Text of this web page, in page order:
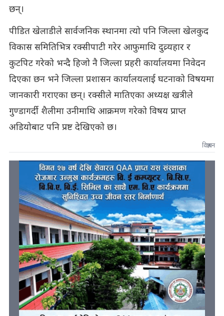
छन्।
पीडित खेलाडीले सार्वजनिक स्थानमा त्यो पनि जिल्ला खेलकुद
विकास समितिभित्र रक्सीपाटी गरेर आफुमाथि दुव्र्यहार र
कुटपिट गरेको भन्दै हिजो नै जिल्ला प्रहरी कार्यालयमा निवेदन
दिएका छन भने जिल्ला प्रशासन कार्यालयलाई घटनाको विषयमा
जानकारी गराएका छन्। रक्सीले मातिएका अध्यक्ष खत्रीले
गुण्डागर्दी शैलीमा उनीमाथि आक्रमण गरेको विषय प्राप्त
अडियोबाट पनि प्रष्ट देखिएको छ।
विज्ञापन